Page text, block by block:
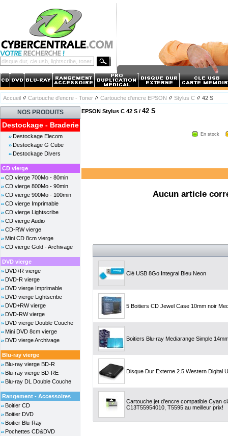
Accueil Cartouche d'encre - Toner Cartouche d'encre EPSON Stylus C 42 S
NOS PRODUITS
Destockage - Braderie
Destockage Elecom
Destockage G Cube
Destockage Divers
CD vierge
CD vierge 700Mo - 80min
CD vierge 800Mo - 90min
CD vierge 900Mo - 100min
CD vierge Imprimable
CD vierge Lightscribe
CD vierge Audio
CD-RW vierge
Mini CD 8cm vierge
CD vierge Gold - Archivage
DVD vierge
DVD+R vierge
DVD-R vierge
DVD vierge Imprimable
DVD vierge Lightscribe
DVD+RW vierge
DVD-RW vierge
DVD vierge Double Couche
Mini DVD 8cm vierge
DVD vierge Archivage
Blu-ray vierge
Blu-ray vierge BD-R
Blu-ray vierge BD-RE
Blu-ray DL Double Couche
Rangement - Accessoires
Boitier CD
Boitier DVD
Boitier Blu-Ray
Pochettes CD&DVD
EPSON Stylus C 42 S / 42 S
En stock
Aucun article
Clé USB 8Go Integral Bleu Neon
5 Boitiers CD Jewel Case 10mm noir
Boitiers Blu-ray Mediarange Simple
Disque Dur Externe 2.5 Western Digital
Cartouche jet d'encre compatible Cyan
C13T55954010, T5595 au meilleur prix!